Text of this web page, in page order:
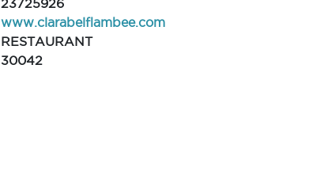
23725926
www.clarabelflambee.com
RESTAURANT
30042